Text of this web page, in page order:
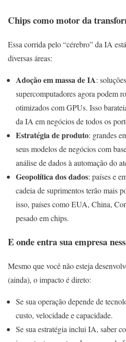
Chips como motor da
Essa corrida pelo “cérebro” da IA
diversas áreas:
Adoção em massa de IA:
supercomputadores agora podem
otimizados com GPUs. Isso
da IA em negócios de todos os
Estratégia de produto: grandes
seus modelos de negócios com
análise de dados à automação do
Geopolítica dos dados: países e
cadeia de suprimentos terão mais
isso, países como EUA, China,
pesado em chips.
E onde entra sua empresa
Mesmo que você não esteja
(ainda), o impacto é direto:
Se sua operação depende de
custo, velocidade e capacidade.
Se sua estratégia inclui IA, saber